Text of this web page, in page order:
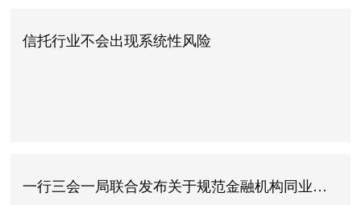
信托行业不会出现系统性风险
一行三会一局联合发布关于规范金融机构同业业务的通知